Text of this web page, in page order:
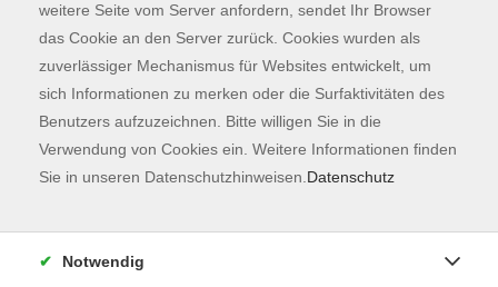
Kontaktformular
Impressum
AGB
Datenschutzerklärung
weitere Seite vom Server anfordern, sendet Ihr Browser
das Cookie an den Server zurück. Cookies wurden als
zuverlässiger Mechanismus für Websites entwickelt, um
sich Informationen zu merken oder die Surfaktivitäten des
Benutzers aufzuzeichnen. Bitte willigen Sie in die
Verwendung von Cookies ein. Weitere Informationen finden
Sie in unseren Datenschutzhinweisen. Datenschutz
Notwendig